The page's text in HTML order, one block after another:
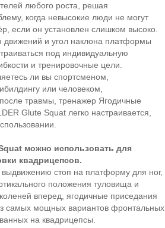
любого роста, решая
когда невысокие люди не могут
если он установлен слишком высоко.
движений и угол наклона платформы
под индивидуальную
и тренировочные цели.
ли вы спортсменом,
или человеком,
травмы, тренажер Ягодичные
Glute Squat легко настраивается,
можно использовать для
квадрицепсов.
стоп на платформу для ног,
положения туловища и
вперед, ягодичные приседания
самых мощных вариантов фронтальных
на квадрицепсы.